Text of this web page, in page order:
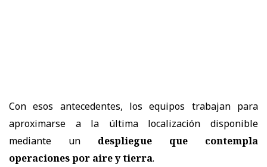
Con esos antecedentes, los equipos trabajan para
aproximarse a la última localización disponible
mediante un despliegue que contempla
operaciones por aire y tierra.